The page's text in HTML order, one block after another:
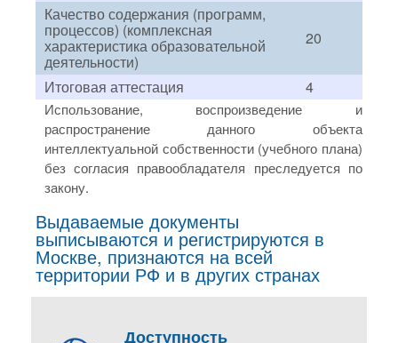
Качество содержания (программ,
процессов) (комплексная
характеристика образовательной
деятельности)
20
Итоговая аттестация 4
Использование, воспроизведение и
распространение данного объекта
интеллектуальной собственности (учебного плана)
без согласия правообладателя преследуется по
закону.
Выдаваемые документы
выписываются и регистрируются в
Москве, признаются на всей
территории РФ и в других странах
Доступность